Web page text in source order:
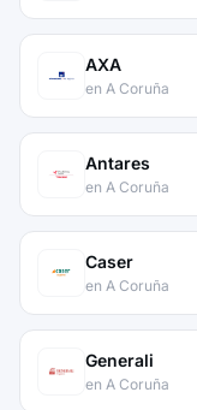
AXA
en A Coruña
Antares
en A Coruña
Caser
en A Coruña
Generali
en A Coruña